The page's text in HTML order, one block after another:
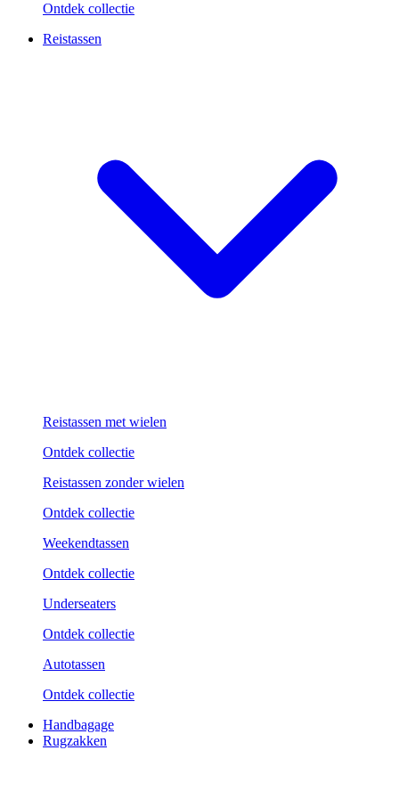
Ontdek collectie
Reistassen
Reistassen met wielen
Ontdek collectie
Reistassen zonder wielen
Ontdek collectie
Weekend­tassen
Ontdek collectie
Underseaters
Ontdek collectie
Autotassen
Ontdek collectie
Handbagage
Rugzakken